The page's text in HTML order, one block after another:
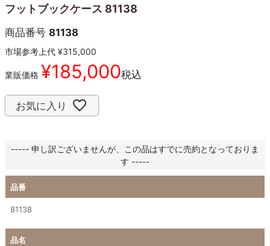
フットブックケース 81138
商品番号 81138
市場参考上代 ¥315,000
業販価格 ¥185,000税込
お気に入り
----- 申し訳ございませんが、この品はすでに売約となっておりま
す -----
品番
81138
品名